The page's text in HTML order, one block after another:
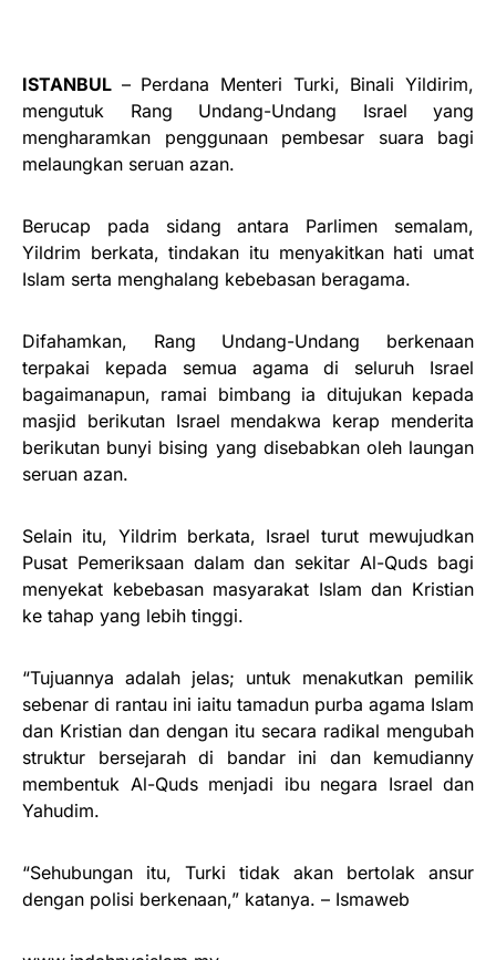
ISTANBUL – Perdana Menteri Turki, Binali Yildirim,
mengutuk Rang Undang-Undang Israel yang
mengharamkan penggunaan pembesar suara bagi
melaungkan seruan azan.
Berucap pada sidang antara Parlimen semalam,
Yildrim berkata, tindakan itu menyakitkan hati umat
Islam serta menghalang kebebasan beragama.
Difahamkan, Rang Undang-Undang berkenaan
terpakai kepada semua agama di seluruh Israel
bagaimanapun, ramai bimbang ia ditujukan kepada
masjid berikutan Israel mendakwa kerap menderita
berikutan bunyi bising yang disebabkan oleh laungan
seruan azan.
Selain itu, Yildrim berkata, Israel turut mewujudkan
Pusat Pemeriksaan dalam dan sekitar Al-Quds bagi
menyekat kebebasan masyarakat Islam dan Kristian
ke tahap yang lebih tinggi.
“Tujuannya adalah jelas; untuk menakutkan pemilik
sebenar di rantau ini iaitu tamadun purba agama Islam
dan Kristian dan dengan itu secara radikal mengubah
struktur bersejarah di bandar ini dan kemudianny
membentuk Al-Quds menjadi ibu negara Israel dan
Yahudim.
“Sehubungan itu, Turki tidak akan bertolak ansur
dengan polisi berkenaan,” katanya. – Ismaweb